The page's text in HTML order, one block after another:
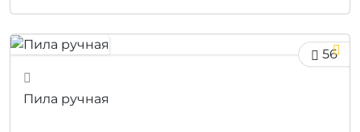
56
Пила ручная